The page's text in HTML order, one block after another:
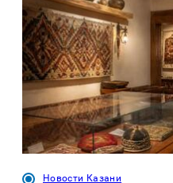
Новости Казани